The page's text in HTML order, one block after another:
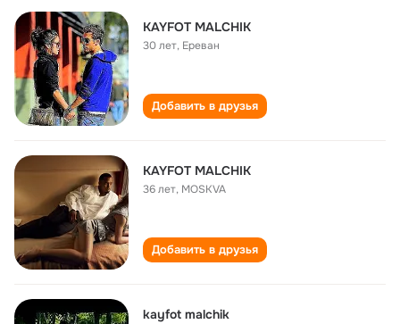
KAYFOT MALCHIK
30 лет, Ереван
Добавить в друзья
KAYFOT MALCHIK
36 лет, MOSKVA
Добавить в друзья
kayfot malchik